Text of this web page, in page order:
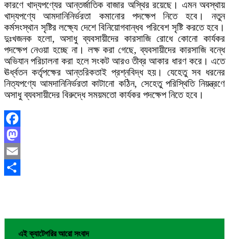
কারণে খাদ্যপণ্যের আন্তর্জাতিক বাজার অস্থির রয়েছে। এমন অবস্থায়
খাদ্যপণ্যে আমদানিনির্ভরতা কমানোর পদক্ষেপ নিতে হবে। নতুন
কর্মসংস্থান সৃষ্টির লক্ষ্যে দেশে বিনিয়োগবান্ধব পরিবেশ সৃষ্টি করতে হবে।
দুঃখজনক হলো, অসাধু ব্যবসায়ীদের কারসাজি রোধে কোনো কার্যকর
পদক্ষেপ নেওয়া হচ্ছে না। লক্ষ করা গেছে, ব্যবসায়ীদের কারসাজি বন্ধে
অভিযান পরিচালনা করা হলে সংকট আরও তীব্র আকার ধারণ করে। এতে
ঊর্ধ্বতন কর্তৃপক্ষের আন্তরিকতাই প্রশ্নবিদ্ধ হয়। যেহেতু সব ধরনের
নিত্যপণ্যে আমদানিনির্ভরতা কাটানো কঠিন, সেহেতু পরিস্থিতি নিয়ন্ত্রণে
অসাধু ব্যবসায়ীদের বিরুদ্ধে সময়মতো কার্যকর পদক্ষেপ নিতে হবে।
Facebook
Mastodon
Email
এই ক্যাটেগরির আরো সংবাদ